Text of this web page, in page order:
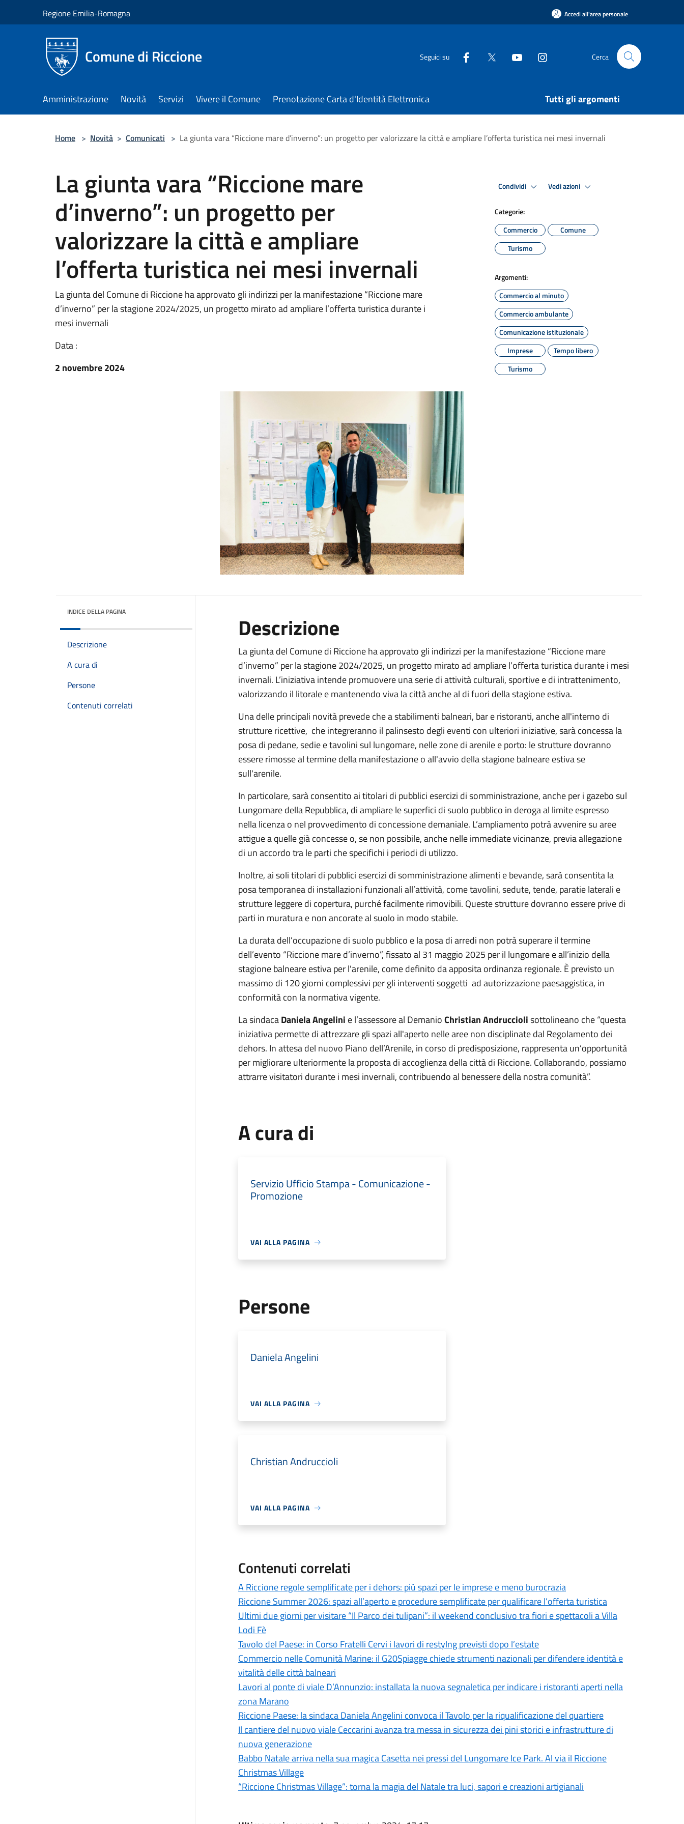
Regione Emilia-Romagna Accedi all'area personale
Comune di Riccione Seguici su Cerca
Amministrazione Novità Servizi Vivere il Comune Prenotazione Carta d'Identità Elettronica Tutti gli argomenti
Home > Novità > Comunicati > La giunta vara “Riccione mare d’inverno”: un progetto per valorizzare la città e ampliare l’offerta turistica nei mesi invernali
La giunta vara “Riccione mare
d’inverno”: un progetto per
valorizzare la città e ampliare
l’offerta turistica nei mesi invernali
La giunta del Comune di Riccione ha approvato gli indirizzi per la manifestazione “Riccione mare
d’inverno” per la stagione 2024/2025, un progetto mirato ad ampliare l’offerta turistica durante i
mesi invernali
Data :
2 novembre 2024
Condividi Vedi azioni
Categorie:
Commercio
Comune
Turismo
Argomenti:
Commercio al minuto
Commercio ambulante
Comunicazione istituzionale
Imprese
Tempo libero
Turismo
INDICE DELLA PAGINA
Descrizione
A cura di
Persone
Contenuti correlati
Descrizione
La giunta del Comune di Riccione ha approvato gli indirizzi per la manifestazione “Riccione mare
d’inverno” per la stagione 2024/2025, un progetto mirato ad ampliare l’offerta turistica durante i mesi
invernali. L’iniziativa intende promuovere una serie di attività culturali, sportive e di intrattenimento,
valorizzando il litorale e mantenendo viva la città anche al di fuori della stagione estiva.
Una delle principali novità prevede che a stabilimenti balneari, bar e ristoranti, anche all'interno di
strutture ricettive, che integreranno il palinsesto degli eventi con ulteriori iniziative, sarà concessa la
posa di pedane, sedie e tavolini sul lungomare, nelle zone di arenile e porto: le strutture dovranno
essere rimosse al termine della manifestazione o all'avvio della stagione balneare estiva se
sull'arenile.
In particolare, sarà consentito ai titolari di pubblici esercizi di somministrazione, anche per i gazebo sul
Lungomare della Repubblica, di ampliare le superfici di suolo pubblico in deroga al limite espresso
nella licenza o nel provvedimento di concessione demaniale. L’ampliamento potrà avvenire su aree
attigue a quelle già concesse o, se non possibile, anche nelle immediate vicinanze, previa allegazione
di un accordo tra le parti che specifichi i periodi di utilizzo.
Inoltre, ai soli titolari di pubblici esercizi di somministrazione alimenti e bevande, sarà consentita la
posa temporanea di installazioni funzionali all’attività, come tavolini, sedute, tende, paratie laterali e
strutture leggere di copertura, purché facilmente rimovibili. Queste strutture dovranno essere prive di
parti in muratura e non ancorate al suolo in modo stabile.
La durata dell’occupazione di suolo pubblico e la posa di arredi non potrà superare il termine
dell’evento “Riccione mare d’inverno”, fissato al 31 maggio 2025 per il lungomare e all’inizio della
stagione balneare estiva per l'arenile, come definito da apposita ordinanza regionale. È previsto un
massimo di 120 giorni complessivi per gli interventi soggetti ad autorizzazione paesaggistica, in
conformità con la normativa vigente.
La sindacaDaniela Angelini e l’assessore al DemanioChristian Andrucciolisottolineano che “questa
iniziativa permette di attrezzare gli spazi all'aperto nelle aree non disciplinate dal Regolamento dei
dehors. In attesa del nuovo Piano dell’Arenile, in corso di predisposizione, rappresenta un’opportunità
per migliorare ulteriormente la proposta di accoglienza della città di Riccione. Collaborando, possiamo
attrarre visitatori durante i mesi invernali, contribuendo al benessere della nostra comunità”.
A cura di
Servizio Ufficio Stampa - Comunicazione -
Promozione
VAI ALLA PAGINA
Persone
Daniela Angelini
VAI ALLA PAGINA
Christian Andruccioli
VAI ALLA PAGINA
Contenuti correlati
A Riccione regole semplificate per i dehors: più spazi per le imprese e meno burocrazia
Riccione Summer 2026: spazi all’aperto e procedure semplificate per qualificare l’offerta turistica
Ultimi due giorni per visitare “Il Parco dei tulipani”: il weekend conclusivo tra fiori e spettacoli a Villa
Lodi Fè
Tavolo del Paese: in Corso Fratelli Cervi i lavori di restylng previsti dopo l’estate
Commercio nelle Comunità Marine: il G20Spiagge chiede strumenti nazionali per difendere identità e
vitalità delle città balneari
Lavori al ponte di viale D’Annunzio: installata la nuova segnaletica per indicare i ristoranti aperti nella
zona Marano
Riccione Paese: la sindaca Daniela Angelini convoca il Tavolo per la riqualificazione del quartiere
Il cantiere del nuovo viale Ceccarini avanza tra messa in sicurezza dei pini storici e infrastrutture di
nuova generazione
Babbo Natale arriva nella sua magica Casetta nei pressi del Lungomare Ice Park. Al via il Riccione
Christmas Village
“Riccione Christmas Village”: torna la magia del Natale tra luci, sapori e creazioni artigianali